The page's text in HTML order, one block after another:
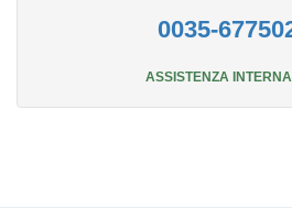
0035-
ASSISTENZA